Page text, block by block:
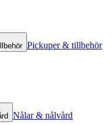
Pickuper & tillbehör
Nålar & nålvård